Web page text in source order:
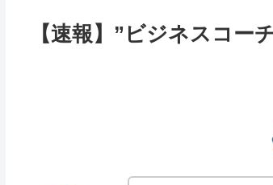
【速報】”ビジネスコー